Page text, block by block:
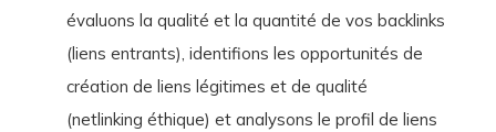
évaluons la qualité et la quantité de vos backlinks
(liens entrants), identifions les opportunités de
création de liens légitimes et de qualité
(netlinking éthique) et analysons le profil de liens